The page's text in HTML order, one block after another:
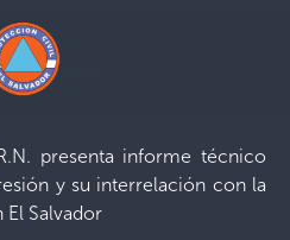
presenta informe técnico
y su interrelación con la
El Salvador